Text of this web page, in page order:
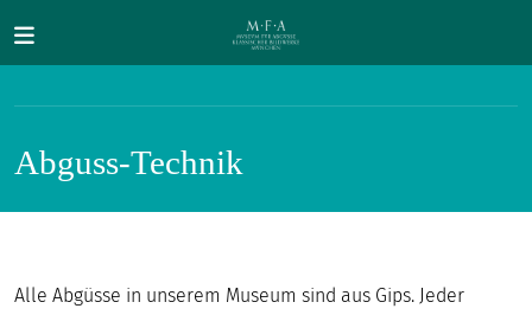
SUCHE
Abguss-Technik
Alle Abgüsse in unserem Museum sind aus Gips. Jeder